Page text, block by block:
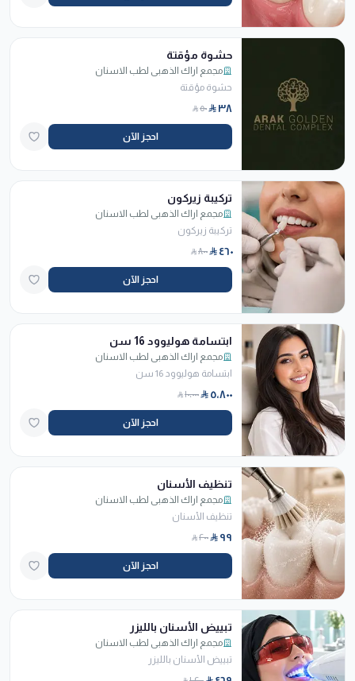
حشوة مؤقتة
مجمع اراك الذهبي لطب الاسنان
حشوة مؤقتة
٣٨ ٥٠
احجز الآن
تركيبة زيركون
مجمع اراك الذهبي لطب الاسنان
تركيبة زيركون
٤٦٠ ٨٠٠
احجز الآن
ابتسامة هوليوود 16 سن
مجمع اراك الذهبي لطب الاسنان
ابتسامة هوليوود 16 سن
٥٬٨٠٠ ١٠٬٠٠٠
احجز الآن
تنظيف الأسنان
مجمع اراك الذهبي لطب الاسنان
تنظيف الأسنان
٩٩ ٢٠٠
احجز الآن
تبييض الأسنان بالليزر
مجمع اراك الذهبي لطب الاسنان
تبييض الأسنان بالليزر